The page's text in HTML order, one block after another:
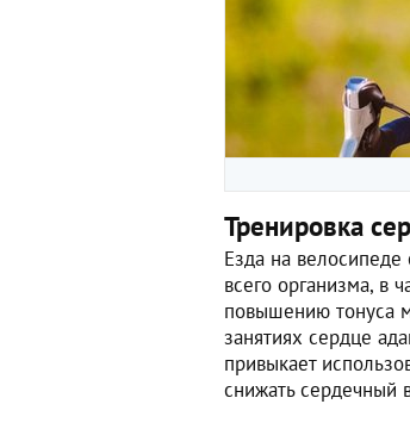
Тренировка
Езда на велосипеде
всего организма, в
повышению тонуса
занятиях сердце
привыкает
снижать сердечный